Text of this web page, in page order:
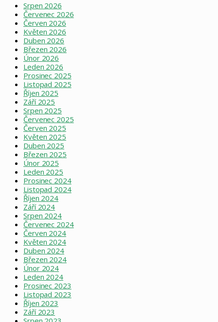
Srpen 2026
Červenec 2026
Červen 2026
Květen 2026
Duben 2026
Březen 2026
Únor 2026
Leden 2026
Prosinec 2025
Listopad 2025
Říjen 2025
Září 2025
Srpen 2025
Červenec 2025
Červen 2025
Květen 2025
Duben 2025
Březen 2025
Únor 2025
Leden 2025
Prosinec 2024
Listopad 2024
Říjen 2024
Září 2024
Srpen 2024
Červenec 2024
Červen 2024
Květen 2024
Duben 2024
Březen 2024
Únor 2024
Leden 2024
Prosinec 2023
Listopad 2023
Říjen 2023
Září 2023